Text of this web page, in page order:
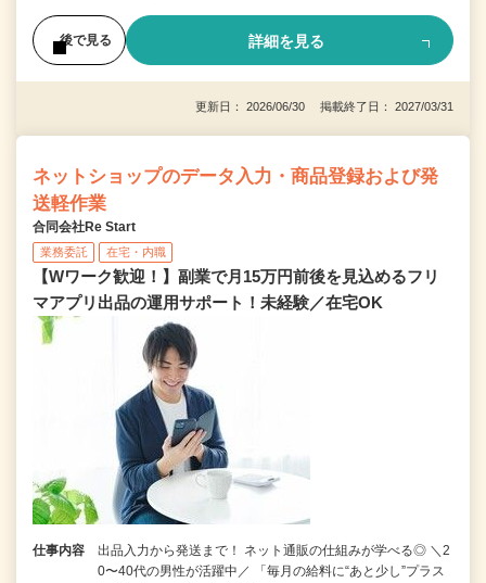
後で見る 詳細を見る
更新日： 2026/06/30 掲載終了日： 2027/03/31
ネットショップのデータ入力・商品登録および発
送軽作業
合同会社Re Start
業務委託 在宅・内職
【Wワーク歓迎！】副業で月15万円前後を見込めるフリ
マアプリ出品の運用サポート！未経験／在宅OK
仕事内容
出品入力から発送まで！ ネット通販の仕組みが学べる◎ ＼2
0〜40代の男性が活躍中／ 「毎月の給料に“あと少し”プラス